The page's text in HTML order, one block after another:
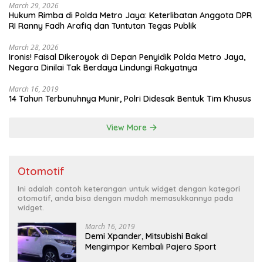
March 29, 2026
Hukum Rimba di Polda Metro Jaya: Keterlibatan Anggota DPR
RI Ranny Fadh Arafiq dan Tuntutan Tegas Publik
March 28, 2026
Ironis! Faisal Dikeroyok di Depan Penyidik Polda Metro Jaya,
Negara Dinilai Tak Berdaya Lindungi Rakyatnya
March 16, 2019
14 Tahun Terbunuhnya Munir, Polri Didesak Bentuk Tim Khusus
View More
Otomotif
Ini adalah contoh keterangan untuk widget dengan kategori
otomotif, anda bisa dengan mudah memasukkannya pada
widget.
March 16, 2019
Demi Xpander, Mitsubishi Bakal
Mengimpor Kembali Pajero Sport